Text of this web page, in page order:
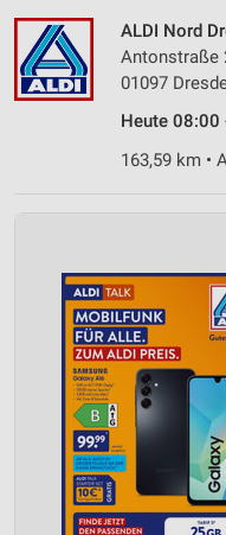
ALDI Nord
Antonstraße
01097
Heute 08:00
163,59 km •